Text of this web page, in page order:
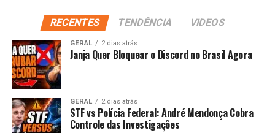
RECENTES TENDÊNCIA VIDEOS
GERAL 2 dias atrás
Janja Quer Bloquear o Discord no Brasil Agora
GERAL 2 dias atrás
STF vs Polícia Federal: André Mendonça Cobra
Controle das Investigações